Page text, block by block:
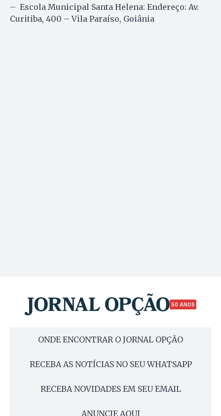
– Escola Municipal Santa Helena: Endereço: Av.
Curitiba, 400 – Vila Paraíso, Goiânia
50 ANOS
ONDE ENCONTRAR O JORNAL OPÇÃO
RECEBA AS NOTÍCIAS NO SEU WHATSAPP
RECEBA NOVIDADES EM SEU EMAIL
ANUNCIE AQUI